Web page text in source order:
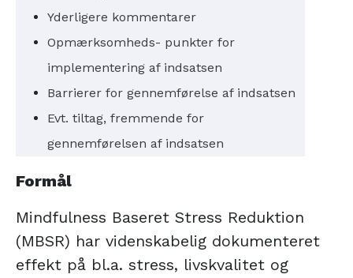
Yderligere kommentarer
Opmærksomheds- punkter for
implementering af indsatsen
Barrierer for gennemførelse af indsatsen
Evt. tiltag, fremmende for
gennemførelsen af indsatsen
Formål
Mindfulness Baseret Stress Reduktion
(MBSR) har videnskabelig dokumenteret
effekt på bl.a. stress, livskvalitet og